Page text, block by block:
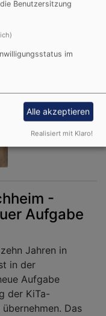
-
Aufgabe
Jahren in
in der
Aufgabe
der KiTa-
Das
Benutzersitzung
im
Alle akzeptieren
Realisiert mit Klaro!